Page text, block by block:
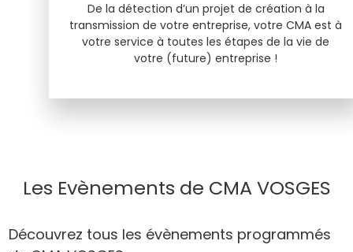
De la détection d’un projet de création à la
transmission de votre entreprise, votre CMA est à
votre service à toutes les étapes de la vie de
votre (future) entreprise !
Les Evènements de CMA VOSGES
Découvrez tous les évènements programmés